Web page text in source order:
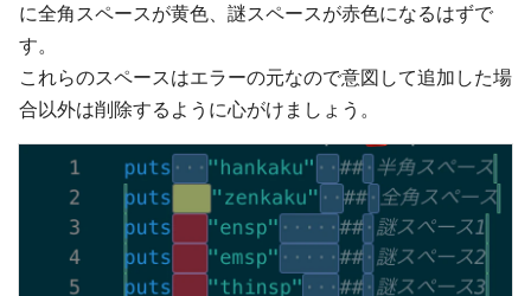
に全角スペースが黄色、謎スペースが赤色になるはずで
す。
これらのスペースはエラーの元なので意図して追加した場
合以外は削除するように心がけましょう。